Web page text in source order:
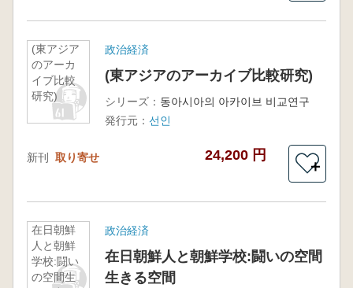
(東アジア
のアーカ
イブ比較
研究)
政治経済
(東アジアのアーカイブ比較研究)
シリーズ： 동아시아의 아카이브 비교연구
発行元： 선인
新刊 取り寄せ 24,200 円
＋
在日朝鮮
人と朝鮮
学校:闘い
の空間生
政治経済
在日朝鮮人と朝鮮学校:闘いの空間
生きる空間